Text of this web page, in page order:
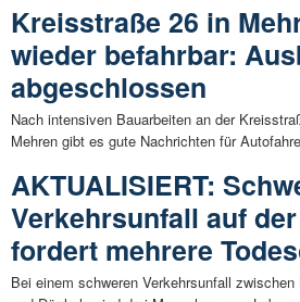
Kreisstraße 26 in
wieder befahrbar:
abgeschlossen
Nach intensiven Bauarbeiten an der
Mehren gibt es gute Nachrichten für
AKTUALISIERT:
Verkehrsunfall auf
fordert mehrere
Bei einem schweren Verkehrsunfall zwischen